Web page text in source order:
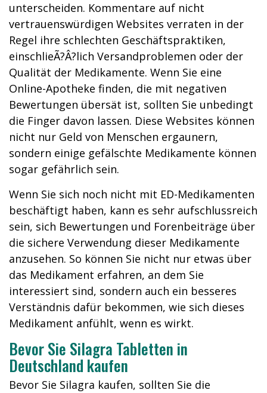
unterscheiden. Kommentare auf nicht
vertrauenswürdigen Websites verraten in der
Regel ihre schlechten Geschäftspraktiken,
einschlieÃ?Â?lich Versandproblemen oder der
Qualität der Medikamente. Wenn Sie eine
Online-Apotheke finden, die mit negativen
Bewertungen übersät ist, sollten Sie unbedingt
die Finger davon lassen. Diese Websites können
nicht nur Geld von Menschen ergaunern,
sondern einige gefälschte Medikamente können
sogar gefährlich sein.
Wenn Sie sich noch nicht mit ED-Medikamenten
beschäftigt haben, kann es sehr aufschlussreich
sein, sich Bewertungen und Forenbeiträge über
die sichere Verwendung dieser Medikamente
anzusehen. So können Sie nicht nur etwas über
das Medikament erfahren, an dem Sie
interessiert sind, sondern auch ein besseres
Verständnis dafür bekommen, wie sich dieses
Medikament anfühlt, wenn es wirkt.
Bevor Sie Silagra Tabletten in
Deutschland kaufen
Bevor Sie Silagra kaufen, sollten Sie die